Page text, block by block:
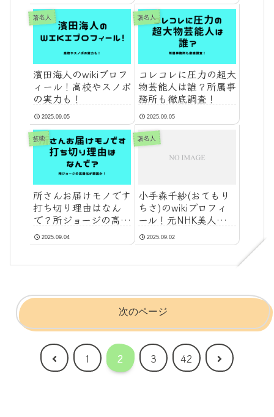
著名人
濱田海人のwikiプロフ
ィール！高校やスノボ
の実力も！
2025.09.05
著名人
コレコレに圧力の超大
物芸能人は誰？所属事
務所も徹底調査！
2025.09.05
芸能
所さんお届けモノです
打ち切り理由はなん
で？所ジョージの高齢
化が原因か！
2025.09.04
著名人
小手森千紗(おてもり
ちさ)のwikiプロフィ
ール！元NHK美人記
者の学歴も！
2025.09.02
次のページ
前
1 2 3 42
次